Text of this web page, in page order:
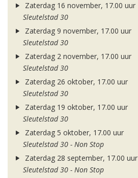
Zaterdag 16 november, 17.00 uur
Sleutelstad 30
Zaterdag 9 november, 17.00 uur
Sleutelstad 30
Zaterdag 2 november, 17.00 uur
Sleutelstad 30
Zaterdag 26 oktober, 17.00 uur
Sleutelstad 30
Zaterdag 19 oktober, 17.00 uur
Sleutelstad 30
Zaterdag 5 oktober, 17.00 uur
Sleutelstad 30 - Non Stop
Zaterdag 28 september, 17.00 uur
Sleutelstad 30 - Non Stop